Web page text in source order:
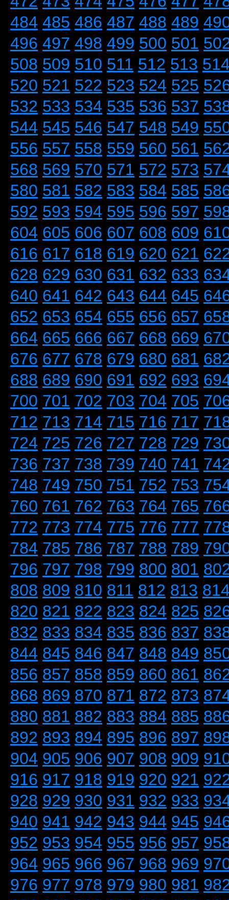
484 485 486 487 488 489
496 497 498 499 500 501
508 509 510 511 512 513
520 521 522 523 524 525
532 533 534 535 536 537
544 545 546 547 548 549
556 557 558 559 560 561
568 569 570 571 572 573
580 581 582 583 584 585
592 593 594 595 596 597
604 605 606 607 608 609
616 617 618 619 620 621
628 629 630 631 632 633
640 641 642 643 644 645
652 653 654 655 656 657
664 665 666 667 668 669
676 677 678 679 680 681
688 689 690 691 692 693
700 701 702 703 704 705
712 713 714 715 716 717
724 725 726 727 728 729
736 737 738 739 740 741
748 749 750 751 752 753
760 761 762 763 764 765
772 773 774 775 776 777
784 785 786 787 788 789
796 797 798 799 800 801
808 809 810 811 812 813
820 821 822 823 824 825
832 833 834 835 836 837
844 845 846 847 848 849
856 857 858 859 860 861
868 869 870 871 872 873
880 881 882 883 884 885
892 893 894 895 896 897
904 905 906 907 908 909
916 917 918 919 920 921
928 929 930 931 932 933
940 941 942 943 944 945
952 953 954 955 956 957
964 965 966 967 968 969
976 977 978 979 980 981